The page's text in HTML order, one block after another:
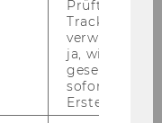
the political
in Vienna
Prüft, ob der
Tracking
verwenden
ja, wird ein
gesetzt. Wird
sofort nach
Erstellung